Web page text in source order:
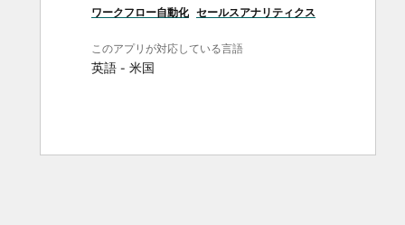
ワークフロー自動化 セールスアナリティクス
このアプリが対応している言語
英語 - 米国